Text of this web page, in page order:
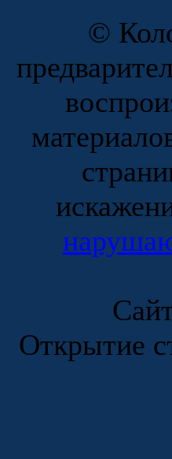
©
Открытие